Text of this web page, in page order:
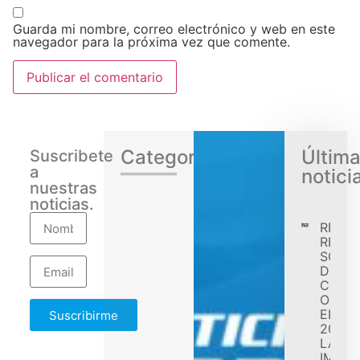
Guarda mi nombre, correo electrónico y web en este
navegador para la próxima vez que comente.
Suscribete
a
nuestras
noticias.
Suscribirme
Categorias
EL
2026
LA